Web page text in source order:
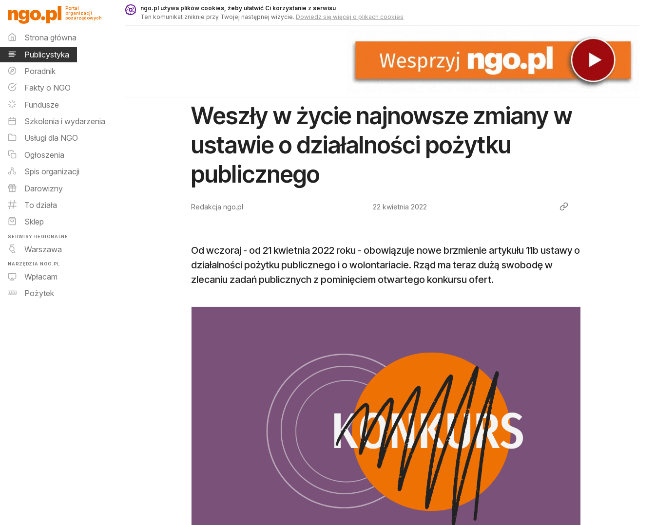
Publicystyka - ngo.pl
Portal
organizacji
pozarządowych
Menu główne
Strona główna
Publicystyka
Poradnik
Fakty o NGO
Fundusze
Szkolenia i wydarzenia
Usługi dla NGO
Ogłoszenia
Spis organizacji
Darowizny
To działa
Sklep
SERWISY REGIONALNE
Warszawa
NARZĘDZIA NGO.PL
Wpłacam
Pożytek
ngo.pl używa plików cookies, żeby ułatwić Ci korzystanie z serwisu
Ten komunikat zniknie przy Twojej następnej wizycie. Dowiedz się więcej o plikach cookies
Weszły w życie najnowsze zmiany w
ustawie o działalności pożytku
publicznego
Redakcja ngo.pl 22 kwietnia 2022
Od wczoraj - od 21 kwietnia 2022 roku - obowiązuje nowe brzmienie artykułu 11b ustawy o
działalności pożytku publicznego i o wolontariacie. Rząd ma teraz dużą swobodę w
zlecaniu zadań publicznych z pominięciem otwartego konkursu ofert.